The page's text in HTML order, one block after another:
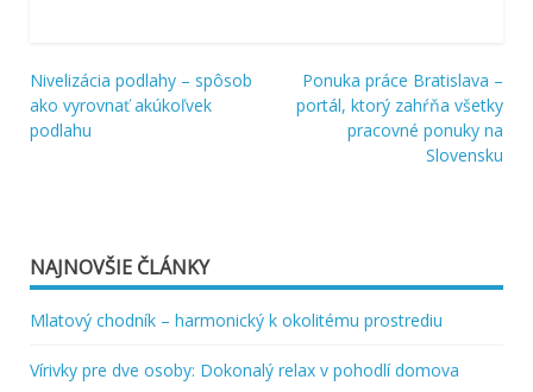
Navigácia
v
Nivelizácia podlahy – spôsob
ako vyrovnať akúkoľvek
podlahu
Ponuka práce Bratislava –
portál, ktorý zahŕňa všetky
pracovné ponuky na
Slovensku
NAJNOVŠIE ČLÁNKY
Mlatový chodník – harmonický k okolitému prostrediu
Vírivky pre dve osoby: Dokonalý relax v pohodlí domova